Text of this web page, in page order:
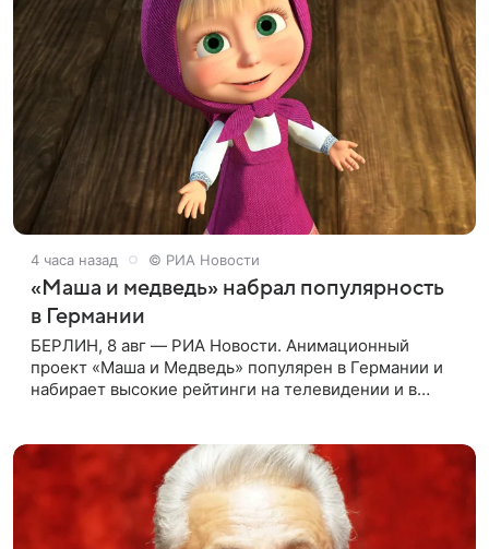
4 часа назад © РИА Новости
«Маша и медведь» набрал популярность
в Германии
БЕРЛИН, 8 авг — РИА Новости. Анимационный
проект «Маша и Медведь» популярен в Германии и
набирает высокие рейтинги на телевидении и в